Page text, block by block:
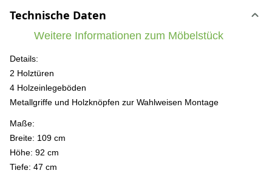
Technische Daten
Weitere Informationen zum Möbelstück
Details:
2 Holztüren
4 Holzeinlegeböden
Metallgriffe und Holzknöpfen zur Wahlweisen Montage
Maße:
Breite: 109 cm
Höhe: 92 cm
Tiefe: 47 cm